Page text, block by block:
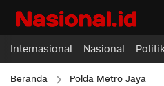
Internasional Nasional
Beranda Polda Metro Jaya